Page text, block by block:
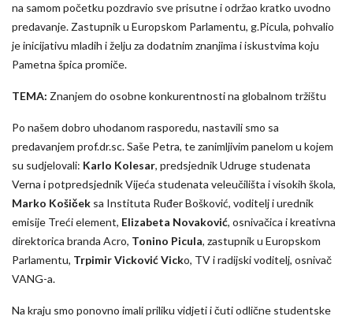
na samom početku pozdravio sve prisutne i održao kratko uvodno
predavanje. Zastupnik u Europskom Parlamentu, g.Picula, pohvalio
je inicijativu mladih i želju za dodatnim znanjima i iskustvima koju
Pametna špica promiče.
TEMA: Znanjem do osobne konkurentnosti na globalnom tržištu
Po našem dobro uhodanom rasporedu, nastavili smo sa
predavanjem prof.dr.sc. Saše Petra, te zanimljivim panelom u kojem
su sudjelovali: Karlo Kolesar, predsjednik Udruge studenata
Verna i potpredsjednik Vijeća studenata veleučilišta i visokih škola,
Marko Košiček sa Instituta Ruđer Bošković, voditelj i urednik
emisije Treći element, Elizabeta Novaković, osnivačica i kreativna
direktorica branda Acro, Tonino Picula, zastupnik u Europskom
Parlamentu, Trpimir Vicković Vicko, TV i radijski voditelj, osnivač
VANG-a.
Na kraju smo ponovno imali priliku vidjeti i čuti odlične studentske